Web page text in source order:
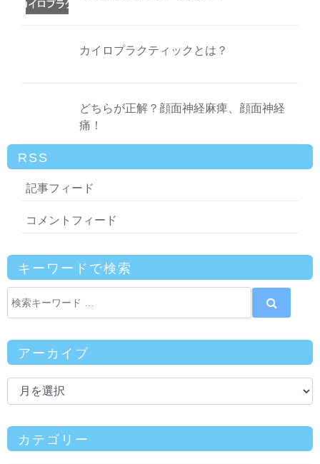
カイロプラクティックとは？
どちらが正解？顔面神経麻痺、顔面神経
痛！
RSS
記事フィード
コメントフィード
キーワードで検索
アーカイブ
カテゴリー